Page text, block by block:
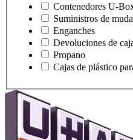
Contenedores U-
Suministros de
Enganches
Devoluciones de
Propano
Cajas de plástico